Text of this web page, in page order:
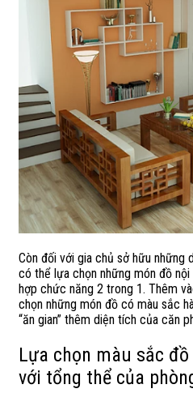
Còn đối với gia chủ sở hữu những
có thể lựa chọn những món đồ
hợp chức năng 2 trong 1. Thêm
chọn những món đồ có màu sắc
“ăn gian” thêm diện tích của căn
Lựa chọn màu sắc
với tổng thể của